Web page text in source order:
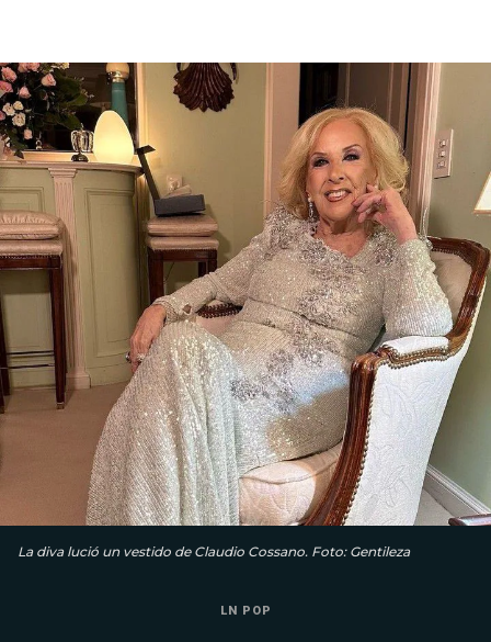
La diva lució un vestido de Claudio Cossano. Foto: Gentileza
LN POP